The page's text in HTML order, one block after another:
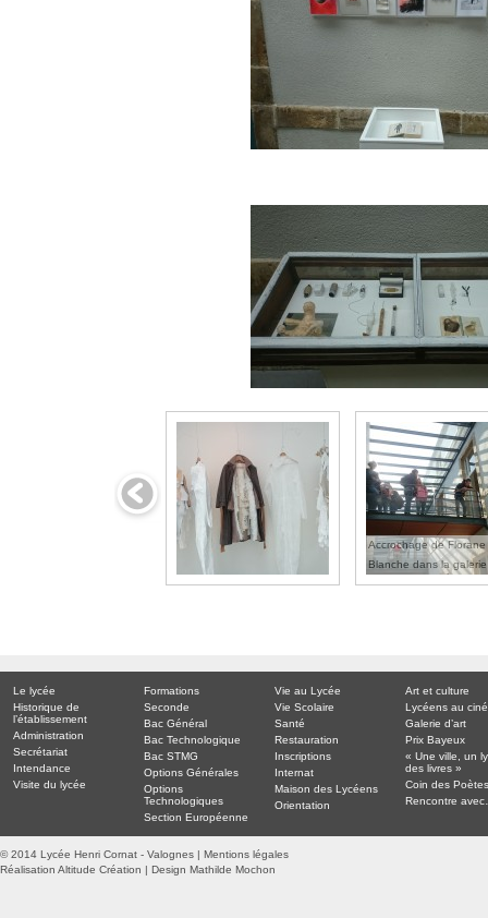
Accrochage de Florane
Blanche dans la galerie
Le lycée
Historique de
l’établissement
Administration
Secrétariat
Intendance
Visite du lycée
Formations
Seconde
Bac Général
Bac Technologique
Bac STMG
Options Générales
Options
Technologiques
Section Européenne
Vie au Lycée
Vie Scolaire
Santé
Restauration
Inscriptions
Internat
Maison des Lycéens
Orientation
Art et culture
Lycéens au
Galerie d’art
Prix Bayeux
« Une ville, un
des livres »
Coin des Poètes
Rencontre
© 2014 Lycée Henri Cornat - Valognes | Mentions légales
Réalisation Altitude Création | Design Mathilde Mochon